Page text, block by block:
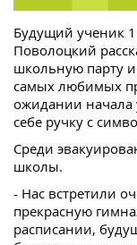
Будущий ученик
Поволоцкий
школьную парту
самых любимых
ожидании начала
себе ручку с
Среди
школы.
- Нас встретили
прекрасную
расписании,